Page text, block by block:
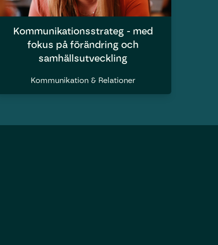
Kommunikationsstrateg - med
fokus på förändring och
samhällsutveckling
Kommunikation & Relationer